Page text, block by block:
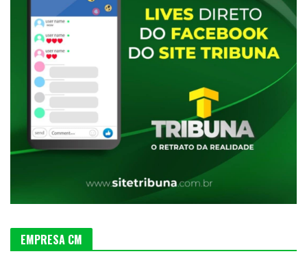
EMPRESA CM